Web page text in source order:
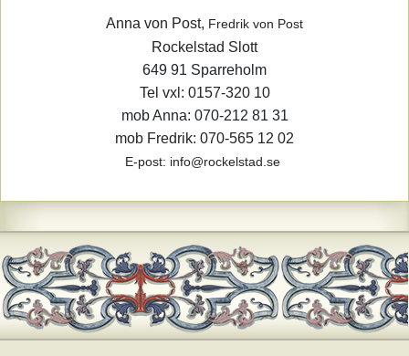
Anna von Post, Fredrik von Post
Rockelstad Slott
649 91 Sparreholm
Tel vxl: 0157-320 10
mob Anna: 070-212 81 31
mob Fredrik: 070-565 12 02
E-post: info@rockelstad.se